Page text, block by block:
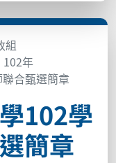
組
102年
合甄選簡章
102學
簡章